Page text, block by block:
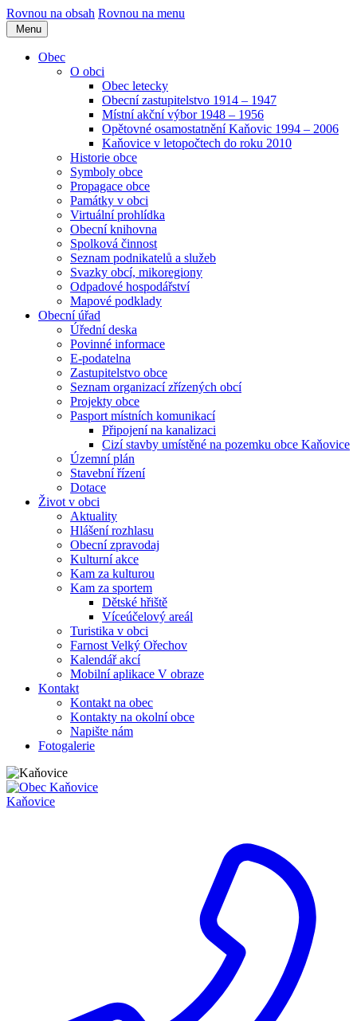
Rovnou na obsah Rovnou na menu
Menu
Obec
O obci
Obec letecky
Obecní zastupitelstvo 1914 – 1947
Místní akční výbor 1948 – 1956
Opětovné osamostatnění Kaňovic 1994 – 2006
Kaňovice v letopočtech do roku 2010
Historie obce
Symboly obce
Propagace obce
Památky v obci
Virtuální prohlídka
Obecní knihovna
Spolková činnost
Seznam podnikatelů a služeb
Svazky obcí, mikoregiony
Odpadové hospodářství
Mapové podklady
Obecní úřad
Úřední deska
Povinné informace
E-podatelna
Zastupitelstvo obce
Seznam organizací zřízených obcí
Projekty obce
Pasport místních komunikací
Připojení na kanalizaci
Cizí stavby umístěné na pozemku obce Kaňovice
Územní plán
Stavební řízení
Dotace
Život v obci
Aktuality
Hlášení rozhlasu
Obecní zpravodaj
Kulturní akce
Kam za kulturou
Kam za sportem
Dětské hřiště
Víceúčelový areál
Turistika v obci
Farnost Velký Ořechov
Kalendář akcí
Mobilní aplikace V obraze
Kontakt
Kontakt na obec
Kontakty na okolní obce
Napište nám
Fotogalerie
Kaňovice